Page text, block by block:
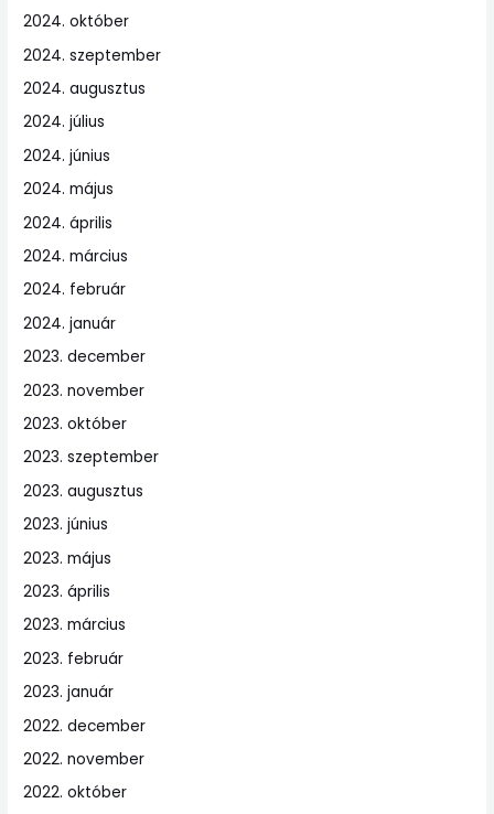
2024. október
2024. szeptember
2024. augusztus
2024. július
2024. június
2024. május
2024. április
2024. március
2024. február
2024. január
2023. december
2023. november
2023. október
2023. szeptember
2023. augusztus
2023. június
2023. május
2023. április
2023. március
2023. február
2023. január
2022. december
2022. november
2022. október